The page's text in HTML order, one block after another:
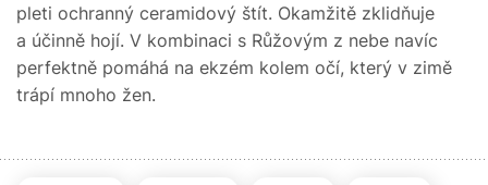
pleti ochranný ceramidový štít. Okamžitě zklidňuje
a účinně hojí. V kombinaci s Růžovým z nebe navíc
perfektně pomáhá na ekzém kolem očí, který v zimě
trápí mnoho žen.